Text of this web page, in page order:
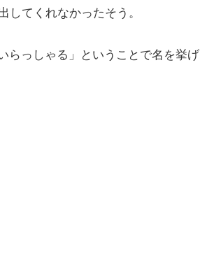
てくれなかったそう。
らっしゃる」ということで名を挙げ